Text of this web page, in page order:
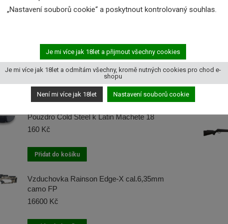
střenkami 15000,-kč
produkty
Pouzdro Cold Steel k Latin Machete 18
160 Kč
Přidat do košíku
Vzduchovka Rainson Edge-X cal.6,35mm
camo FP
16600 Kč
„Nastavení souborů cookie“ a poskytnout kontrolovaný souhlas.
Je mi více jak 18let a přijmout všechny cookies
Je mi více jak 18let a odmítám všechny, kromě nutných cookies pro chod e-
shopu
Není mi více jak 18let Nastavení souborů cookie